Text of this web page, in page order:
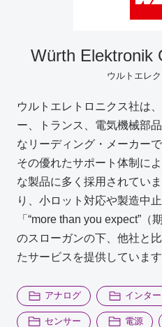
お問い合わせ
製品購入はこちら
半導体事業のメルマガ
Würth Elektronik
ウルトエレ
ウルトエレトロニクス社は
ー、トランス、電気機械部
なリーディング・メーカーで
その優れたサポート体制に
な製品に多く採用されてい
り、小ロット対応や製造中
「“more than you expect”（
のスローガンの下、他社と
たサービスを提供しています
アナログ インタ
センサー 電源